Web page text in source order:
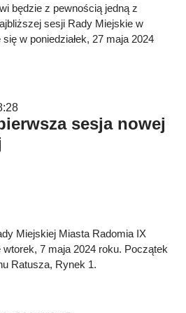
będzie z pewnością jedną z
sesji Rady Miejskie w
w poniedziałek, 27 maja 2024
sesja nowej
Miejskiej Miasta Radomia IX
7 maja 2024 roku. Początek
Ratusza, Rynek 1.